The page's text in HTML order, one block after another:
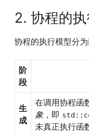
2. 协程的
协程的执行模型分为
阶
段
生
成
在调用协程函
象 ，即
未真正执行函